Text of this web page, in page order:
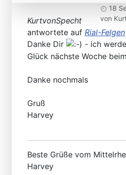
18
von
KurtvonSpecht
antwortete auf Rial-Felgen
Danke Dir
- ich
Glück nächste Woche
Danke nochmals
Gruß
Harvey
Beste Grüße vom
Harvey